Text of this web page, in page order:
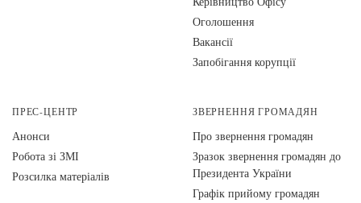
Оголошення
Вакансії
Запобігання корупції
ПРЕС-ЦЕНТР
Анонси
Робота зі ЗМІ
Розсилка матеріалів
ЗВЕРНЕННЯ ГРОМАДЯН
Про звернення громадян
Зразок звернення громадян до
Президента України
Графік прийому громадян